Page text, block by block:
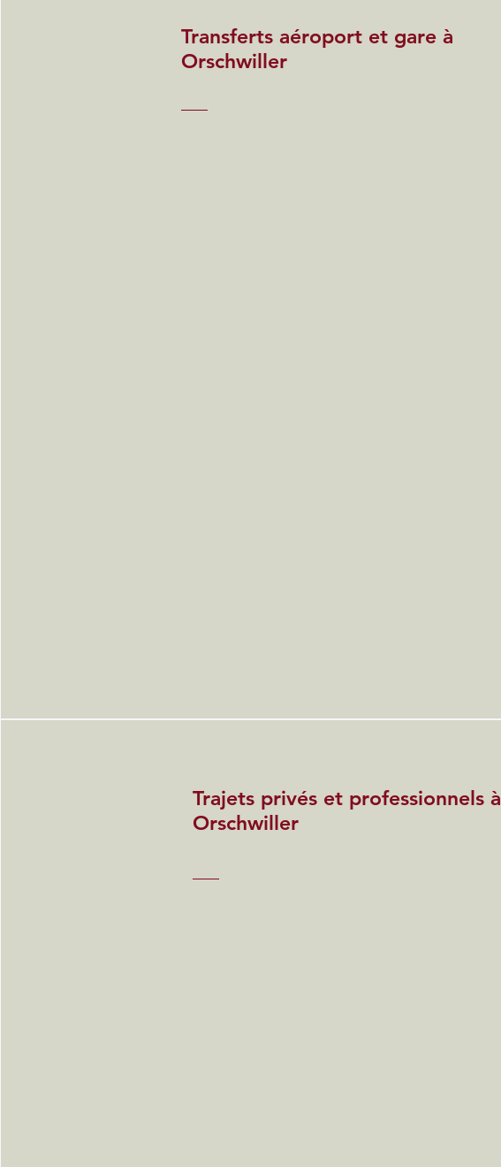
Transferts aéroport et gare à
Orschwiller
Trajets privés et professionnels à
Orschwiller